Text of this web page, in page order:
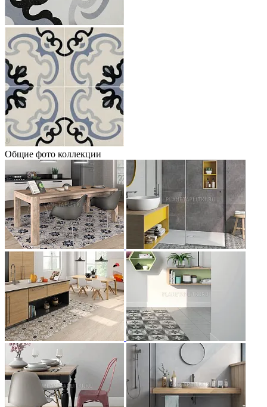
Общие фото коллекции